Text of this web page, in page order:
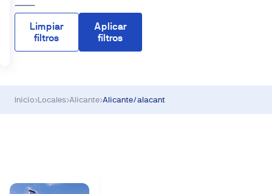
Limpiar
filtros
Aplicar
filtros
Inicio›Locales›Alicante›Alicante/alacant